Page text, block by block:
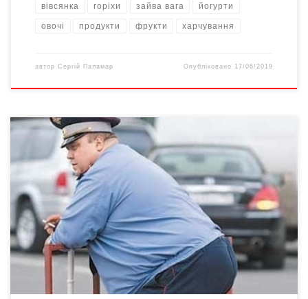
вівсянка горіхи зайва вага йогурти
овочі продукти фрукти харчування
автор Сергій Паламар Опубліковано 17/06/2019
Про проблему надмірної ваги Мірзіяєв говорив і раніше
Президент Узбекистану Шавкат Мірзіяєв розкритикував
чиновників МВС та Міністерства оборони за надмірну вагу, і
дав їм 3-6 місяців на схуднення. Про це повідомляє “Озодлік” (
“Радіо Свобода”), посилаючись на узбецькі ЗМІ. Так, в ході
зустрічі з активістами Наманганської області, що відбулася 1
[…]